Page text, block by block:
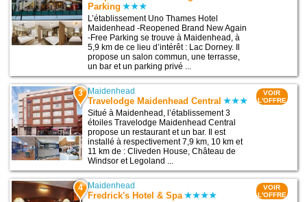
Parking
L’établissement Uno Thames Hotel
Maidenhead -Reopened Brand New Again
-Free Parking se trouve à Maidenhead, à
5,9 km de ce lieu d’intérêt : Lac Dorney. Il
propose un salon commun, une terrasse,
un bar et un parking privé ...
3 Maidenhead
Travelodge Maidenhead Central
Situé à Maidenhead, l’établissement 3
étoiles Travelodge Maidenhead Central
propose un restaurant et un bar. Il est
installé à respectivement 7,9 km, 10 km et
11 km de : Cliveden House, Château de
Windsor et Legoland ...
VOIR
L'OFFRE
4 Maidenhead
Fredrick's Hotel & Spa
VOIR
L'OFFRE